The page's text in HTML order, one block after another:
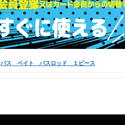
バス ベイト バスロッド １ピース